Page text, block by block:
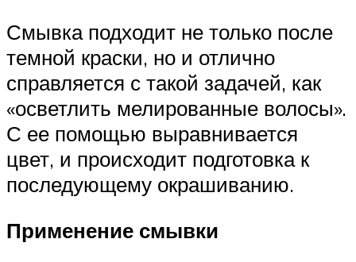
Смывка подходит не только после
темной краски, но и отлично
справляется с такой задачей, как
«осветлить мелированные волосы».
С ее помощью выравнивается
цвет, и происходит подготовка к
последующему окрашиванию.
Применение смывки